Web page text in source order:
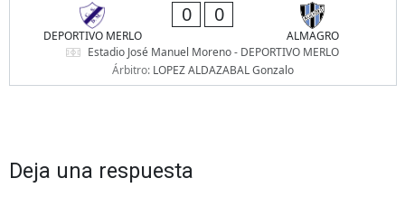
DEPORTIVO MERLO
0 0
ALMAGRO
Estadio José Manuel Moreno - DEPORTIVO MERLO
Árbitro: LOPEZ ALDAZABAL Gonzalo
Deja una respuesta